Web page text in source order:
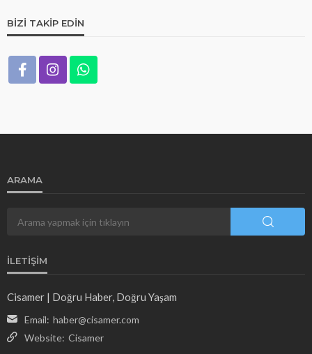
BIZI TAKIP EDIN
ARAMA
İLETIŞIM
Cisamer | Doğru Haber, Doğru Yaşam
Email: haber@cisamer.com
Website: Cisamer